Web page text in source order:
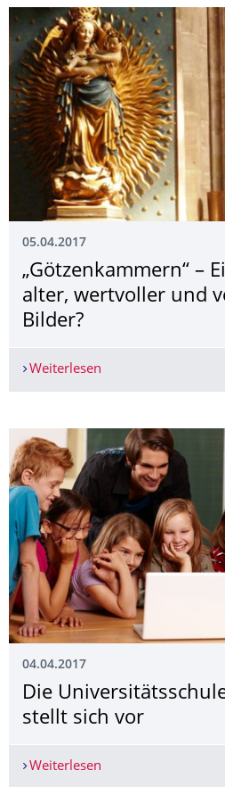
05.04.2017
„Götzenkammern“ –
alter, wertvoller und
Bilder?
Weiterlesen
04.04.2017
Die
stellt sich vor
Weiterlesen